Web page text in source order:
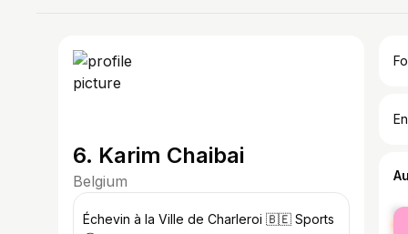
6. Karim Chaibai
Belgium
Échevin à la Ville de Charleroi 🇧🇪 Sports